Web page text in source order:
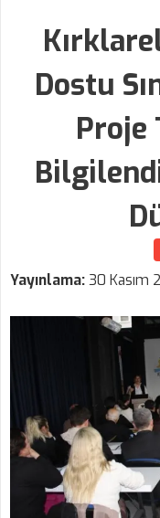
Dostu
Proje
Yayınlama:30 Kasım